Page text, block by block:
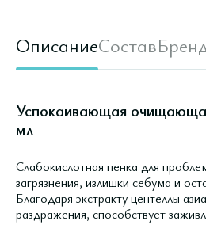
ОписаниеСостав
Успокаивающая
мл
Слабокислотная пенка для
загрязнения, излишки себума и
Благодаря экстракту центеллы
раздражения, способствует